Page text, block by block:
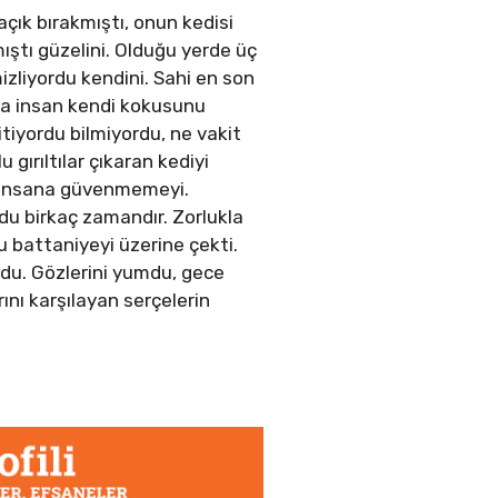
bırakmıştı, onun kedisi
güzelini. Olduğu yerde üç
kendini. Sahi en son
insan kendi kokusunu
bilmiyordu, ne vakit
çıkaran kediyi
güvenmemeyi.
birkaç zamandır. Zorlukla
battaniyeyi üzerine çekti.
Gözlerini yumdu, gece
karşılayan serçelerin